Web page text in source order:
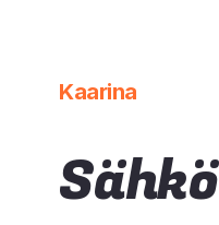
Kaarina